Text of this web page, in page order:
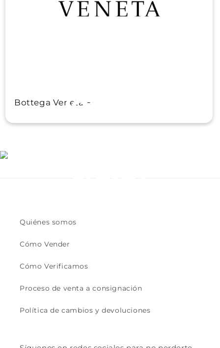
Bottega Veneta@rebl
Quiénes somos
Cómo Vender
Cómo Verificamos
Proceso de venta a consignación
Política de cambios y devoluciones